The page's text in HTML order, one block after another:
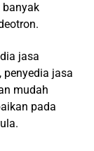
banyak
jasa
jasa
mudah
pada